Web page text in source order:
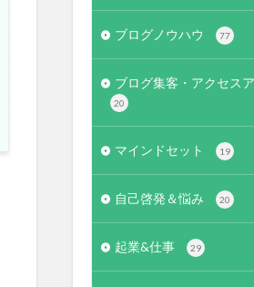
ブログノウハウ 77
ブログ集客・アクセス
20
マインドセット 19
自己啓発＆悩み 20
起業&仕事 29